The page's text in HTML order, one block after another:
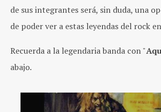
de sus integrantes será, sin duda, una
de poder ver a estas leyendas del rock
Recuerda a la legendaria banda con "
abajo.